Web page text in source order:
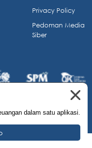
Privacy Policy
Pedoman Media
Siber
Reserved.
dalam satu aplikasi.